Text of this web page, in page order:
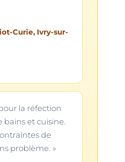
Curie, Ivry-sur-
la réfection
et cuisine.
de
problème. »